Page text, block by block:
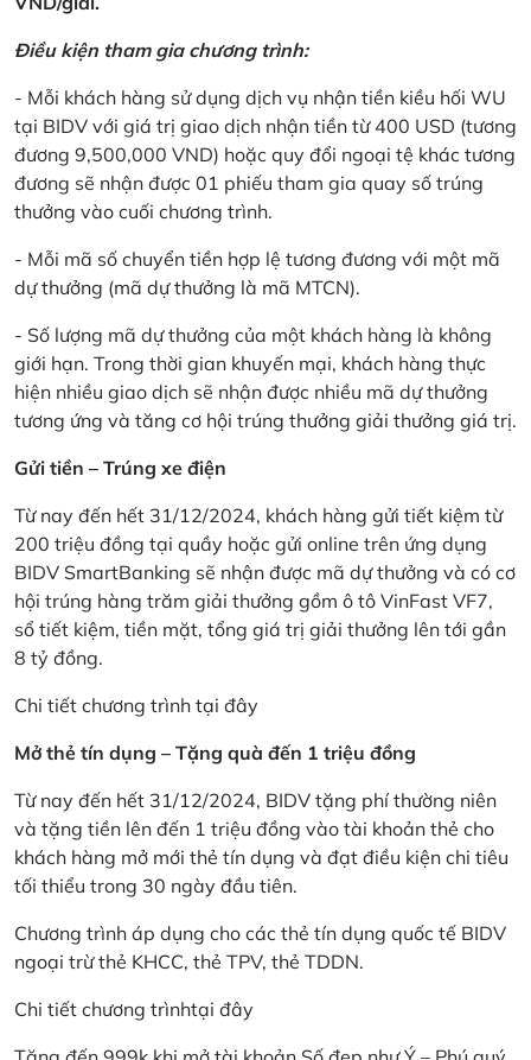
Điều kiện tham gia chương trình:
- Mỗi khách hàng sử dụng dịch vụ nhận tiền kiều hối WU
tại BIDV với giá trị giao dịch nhận tiền từ 400 USD (tương
đương 9,500,000 VND) hoặc quy đổi ngoại tệ khác tương
đương sẽ nhận được 01 phiếu tham gia quay số trúng
thưởng vào cuối chương trình.
- Mỗi mã số chuyển tiền hợp lệ tương đương với một mã
dự thưởng (mã dự thưởng là mã MTCN).
- Số lượng mã dự thưởng của một khách hàng là không
giới hạn. Trong thời gian khuyến mại, khách hàng thực
hiện nhiều giao dịch sẽ nhận được nhiều mã dự thưởng
tương ứng và tăng cơ hội trúng thưởng giải thưởng giá trị.
Gửi tiền – Trúng xe điện
Từ nay đến hết 31/12/2024, khách hàng gửi tiết kiệm từ
200 triệu đồng tại quầy hoặc gửi online trên ứng dụng
BIDV SmartBanking sẽ nhận được mã dự thưởng và có cơ
hội trúng hàng trăm giải thưởng gồm ô tô VinFast VF7,
sổ tiết kiệm, tiền mặt, tổng giá trị giải thưởng lên tới gần
8 tỷ đồng.
Chi tiết chương trình tại đây
Mở thẻ tín dụng – Tặng quà đến 1 triệu đồng
Từ nay đến hết 31/12/2024, BIDV tặng phí thường niên
và tặng tiền lên đến 1 triệu đồng vào tài khoản thẻ cho
khách hàng mở mới thẻ tín dụng và đạt điều kiện chi tiêu
tối thiểu trong 30 ngày đầu tiên.
Chương trình áp dụng cho các thẻ tín dụng quốc tế BIDV
ngoại trừ thẻ KHCC, thẻ TPV, thẻ TDDN.
Chi tiết chương trìnhtại đây